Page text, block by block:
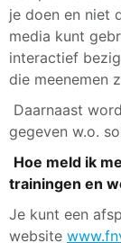
je doen en niet
media kunt
interactief
die meenemen
Daarnaast
gegeven w.o.
Hoe meld ik
trainingen en
Je kunt een
website